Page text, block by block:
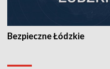
Bezpieczne Łódzkie